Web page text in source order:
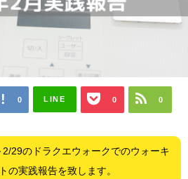
0 LINE 0 0
29のドラクエウォークでのウォーキ
の実践報告を致します。